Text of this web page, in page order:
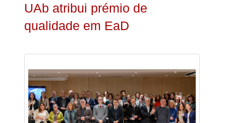
UAb atribui prémio de
qualidade em EaD